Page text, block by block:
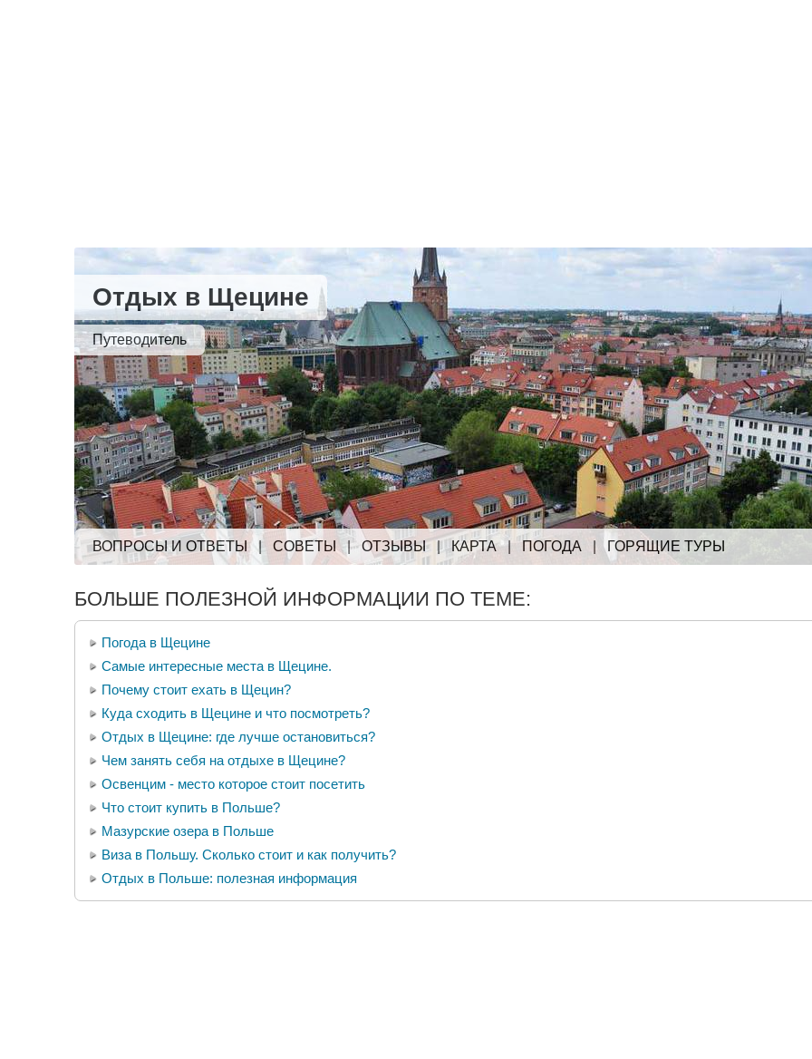
Отдых в Щецине
Путеводитель
ВОПРОСЫ И ОТВЕТЫ | СОВЕТЫ | ОТЗЫВЫ| КАРТА|ПОГОДА | ГОРЯЩИЕ ТУРЫ
БОЛЬШЕ ПОЛЕЗНОЙ ИНФОРМАЦИИ ПО ТЕМЕ:
Погода в Щецине
Самые интересные места в Щецине.
Почему стоит ехать в Щецин?
Куда сходить в Щецине и что посмотреть?
Отдых в Щецине: где лучше остановиться?
Чем занять себя на отдыхе в Щецине?
Освенцим - место которое стоит посетить
Что стоит купить в Польше?
Мазурские озера в Польше
Виза в Польшу. Сколько стоит и как получить?
Отдых в Польше: полезная информация